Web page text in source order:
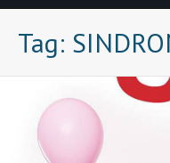
Tag: